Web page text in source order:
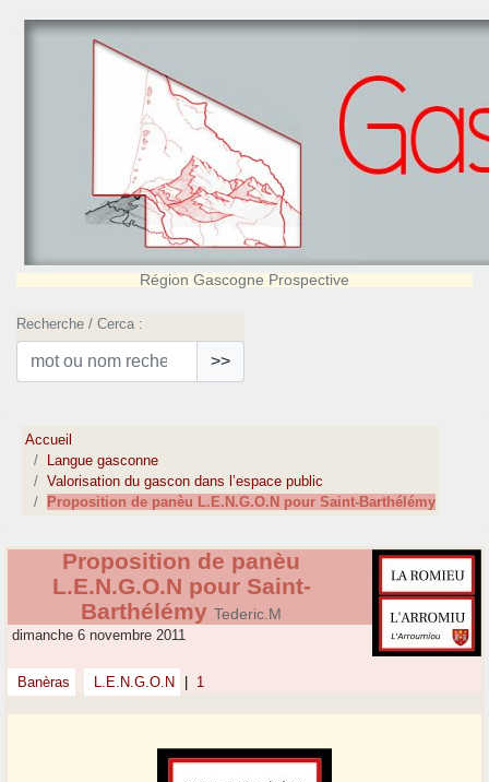
Région Gascogne Prospective
Recherche / Cerca :
>>
Accueil
Langue gasconne
Valorisation du gascon dans l’espace public
Proposition de panèu L.E.N.G.O.N pour Saint-Barthélémy
Proposition de panèu
L.E.N.G.O.N pour Saint-
Barthélémy Tederic.M
dimanche 6 novembre 2011
Banèras L.E.N.G.O.N 1